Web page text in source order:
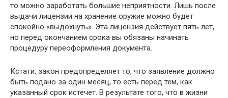
то можно заработать большие неприятности. Лишь после
выдачи лицензии на хранение оружие можно будет
спокойно «выдохнуть». Эта лицензия действует пять лет,
но перед окончанием срока вы обязаны начинать
процедуру переоформления документа.
Кстати, закон предопределяет то, что заявление должно
быть подано за один месяц, то есть перед тем, как
указанный срок истечет. В результате того, что в жизни